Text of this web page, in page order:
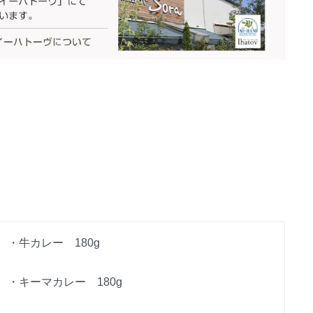
・牛カレー 180g
・キーマカレー 180g